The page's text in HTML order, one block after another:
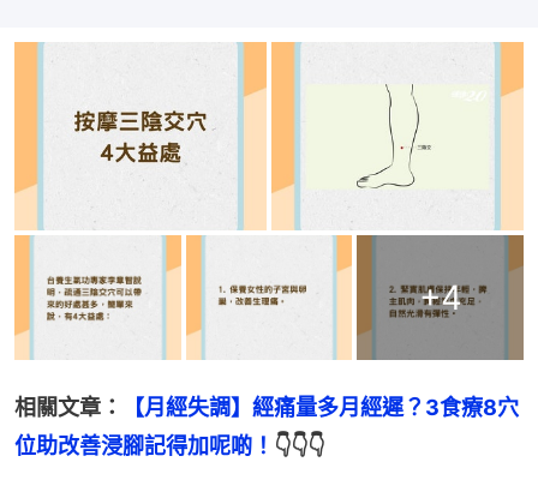
+4
相關文章：
【月經失調】經痛量多月經遲？3食療8穴
位助改善浸腳記得加呢啲！ 👇👇👇